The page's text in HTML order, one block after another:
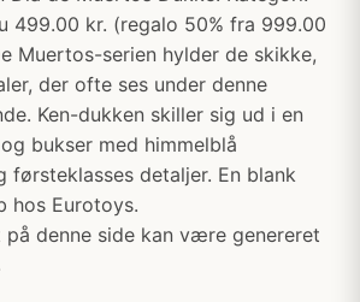
499.00 kr. (regalo 50% fra 999.00
Muertos-serien hylder de skikke,
der ofte ses under denne
Ken-dukken skiller sig ud i en
bukser med himmelblå
førsteklasses detaljer. En blank
hos Eurotoys.
på denne side kan være genereret